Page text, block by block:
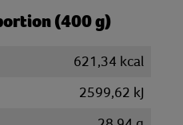
(400 g)
621,34 kcal
2599,62 kJ